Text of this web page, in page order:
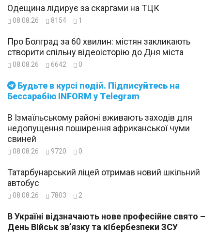
Будьте в курсі подій. Підписуйтесь на
Бессарабію INFORM у Telegram
Одещина лідирує за скаргами на ТЦК
08.08.26 8154 1
Про Болград за 60 хвилин: містян закликають
створити спільну відеоісторію до Дня міста
08.08.26 6642 0
В Ізмаїльському районі вживають заходів для
недопущення поширення африканської чуми
свиней
08.08.26 9720 0
Татарбунарський ліцей отримав новий шкільний
автобус
08.08.26 7803 2
В Україні відзначають нове професійне свято –
День Військ зв’язку та кібербезпеки ЗСУ